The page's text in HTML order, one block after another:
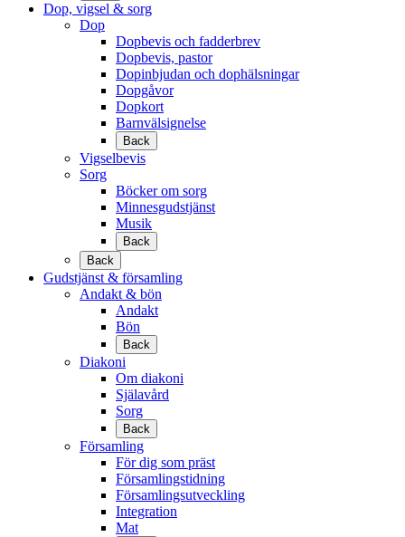
Dop, vigsel & sorg
Dop
Dopbevis och fadderbrev
Dopbevis, pastor
Dopinbjudan och dophälsningar
Dopgåvor
Dopkort
Barnvälsignelse
Back
Vigselbevis
Sorg
Böcker om sorg
Minnesgudstjänst
Musik
Back
Back
Gudstjänst & församling
Andakt & bön
Andakt
Bön
Back
Diakoni
Om diakoni
Själavård
Sorg
Back
Församling
För dig som präst
Församlingstidning
Församlingsutveckling
Integration
Mat